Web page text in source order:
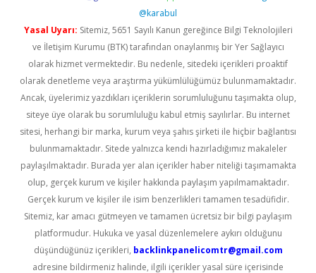
@karabul
Yasal Uyarı: Sitemiz, 5651 Sayılı Kanun gereğince Bilgi Teknolojileri
ve İletişim Kurumu (BTK) tarafından onaylanmış bir Yer Sağlayıcı
olarak hizmet vermektedir. Bu nedenle, sitedeki içerikleri proaktif
olarak denetleme veya araştırma yükümlülüğümüz bulunmamaktadır.
Ancak, üyelerimiz yazdıkları içeriklerin sorumluluğunu taşımakta olup,
siteye üye olarak bu sorumluluğu kabul etmiş sayılırlar. Bu internet
sitesi, herhangi bir marka, kurum veya şahıs şirketi ile hiçbir bağlantısı
bulunmamaktadır. Sitede yalnızca kendi hazırladığımız makaleler
paylaşılmaktadır. Burada yer alan içerikler haber niteliği taşımamakta
olup, gerçek kurum ve kişiler hakkında paylaşım yapılmamaktadır.
Gerçek kurum ve kişiler ile isim benzerlikleri tamamen tesadüfidir.
Sitemiz, kar amacı gütmeyen ve tamamen ücretsiz bir bilgi paylaşım
platformudur. Hukuka ve yasal düzenlemelere aykırı olduğunu
düşündüğünüz içerikleri, backlinkpanelicomtr@gmail.com
adresine bildirmeniz halinde, ilgili içerikler yasal süre içerisinde